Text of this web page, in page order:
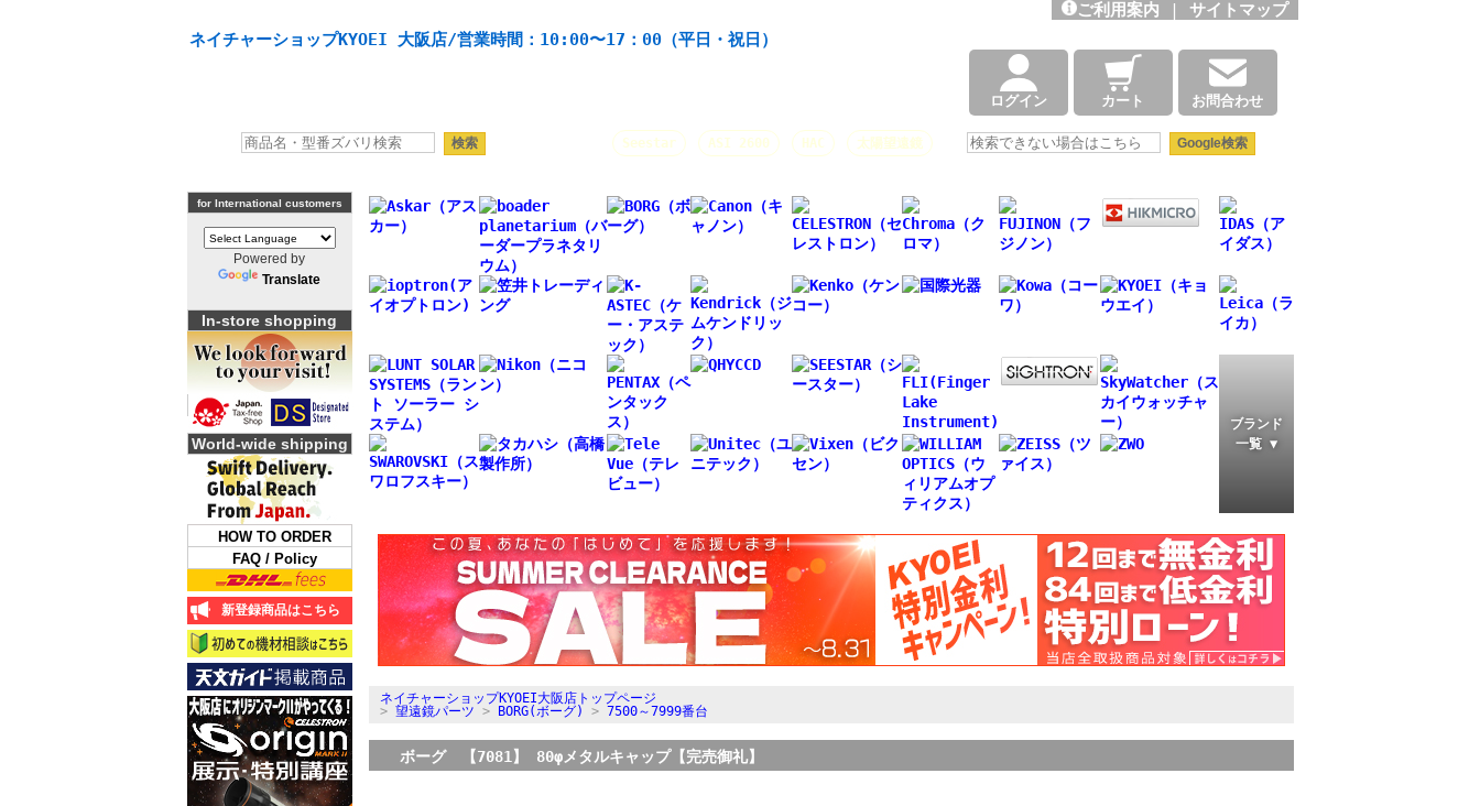
ネイチャーショップKYOEI 大阪店/営業時間：10:00〜17：00（平日・祝日）
ご利用案内 | サイトマップ
ログイン カート お問合わせ
Seestar ASI 2600 HAC 太陽望遠鏡
for International customers
Powered by
Translate
In-store shopping
World-wide shipping
HOW TO ORDER
FAQ / Policy
新登録商品はこちら
ブランド
一覧 ▼
ネイチャーショップKYOEI大阪店トップページ
> 望遠鏡パーツ > BORG(ボーグ) > 7500～7999番台
ボーグ 【7081】 80φメタルキャップ【完売御礼】